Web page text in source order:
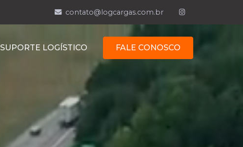
contato@logcargas.com.br
SUPORTE LOGÍSTICO FALE CONOSCO